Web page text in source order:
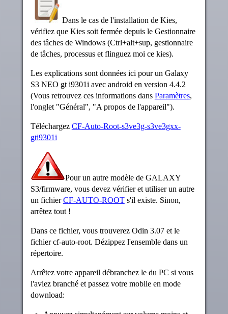
Dans le cas de l'installation de Kies,
vérifiez que Kies soit fermée depuis le Gestionnaire
des tâches de Windows (Ctrl+alt+sup, gestionnaire
de tâches, processus et flinguez moi ce kies).
Les explications sont données ici pour un Galaxy
S3 NEO gt i9301i avec android en version 4.4.2
(Vous retrouvez ces informations dans Paramètres,
l'onglet "Général", "A propos de l'appareil").
Téléchargez CF-Auto-Root-s3ve3g-s3ve3gxx-
gti9301i
Pour un autre modèle de GALAXY
S3/firmware, vous devez vérifier et utiliser un autre
un fichierCF-AUTO-ROOTs'il existe. Sinon,
arrêtez tout !
Dans ce fichier, vous trouverez Odin 3.07 et le
fichier cf-auto-root. Dézippez l'ensemble dans un
répertoire.
Arrêtez votre appareil débranchez le du PC si vous
l'aviez branché et passez votre mobile en mode
download: